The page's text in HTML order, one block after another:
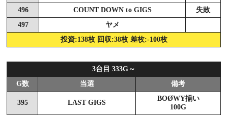
496
COUNT DOWN to GIGS
失敗
497
ヤメ
投資:138枚 回収:38枚 差枚:-100枚
3台目 333G～
G数
当選 備考
395 LAST GIGS
BOØWY揃い
100G